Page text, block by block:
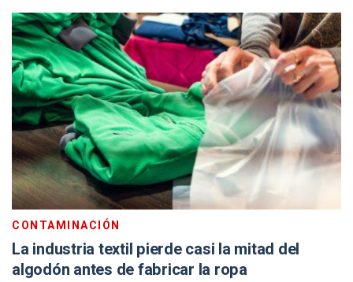
CONTAMINACIÓN
La industria textil pierde casi la mitad del
algodón antes de fabricar la ropa